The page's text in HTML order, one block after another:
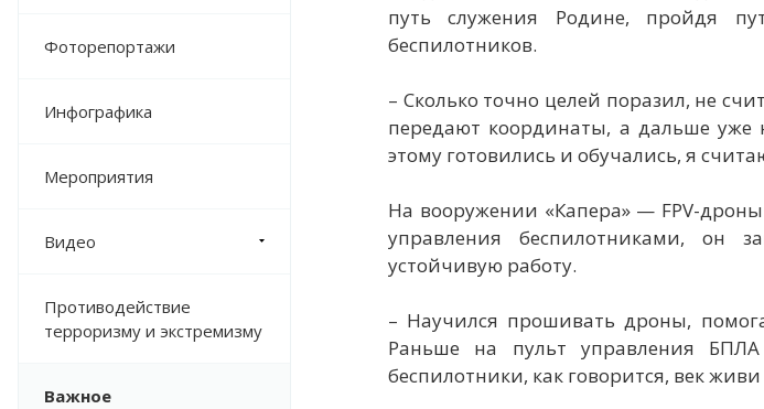
Фоторепортажи
Инфографика
Мероприятия
Видео
Противодействие
терроризму и экстремизму
Важное
путь служения Родине, пройдя
беспилотников.
– Сколько точно целей поразил, не
передают координаты, а дальше уже
этому готовились и обучались, я
На вооружении «Капера» — FPV-
управления беспилотниками, он
устойчивую работу.
– Научился прошивать дроны,
Раньше на пульт управления
беспилотники, как говорится, век живи
ФОТОРЕПОРТАЖИ
МЕРОПРИЯТИЯ
ПРОТИВОДЕЙСТВИЕ ТЕРРОРИЗМУ И ЭКСТРЕМИЗМУ
ВАЖНОЕ